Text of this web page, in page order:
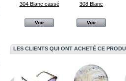
304 Blanc cassé
Voir
308 Blanc
Voir
LES CLIENTS QUI ONT ACHETÉ CE